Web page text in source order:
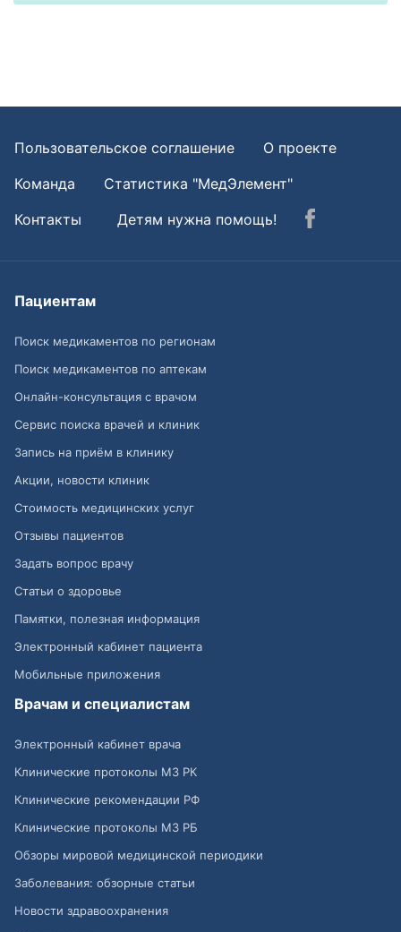
Пользовательское соглашение
О проекте
Команда
Статистика "МедЭлемент"
Контакты
Детям нужна помощь!
Пациентам
Поиск медикаментов по регионам
Поиск медикаментов по аптекам
Онлайн-консультация с врачом
Сервис поиска врачей и клиник
Запись на приём в клинику
Акции, новости клиник
Стоимость медицинских услуг
Отзывы пациентов
Задать вопрос врачу
Статьи о здоровье
Памятки, полезная информация
Электронный кабинет пациента
Мобильные приложения
Врачам и специалистам
Электронный кабинет врача
Клинические протоколы МЗ РК
Клинические рекомендации РФ
Клинические протоколы МЗ РБ
Обзоры мировой медицинской периодики
Заболевания: обзорные статьи
Новости здравоохранения